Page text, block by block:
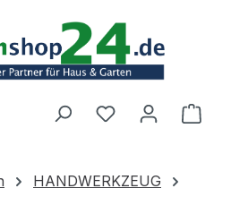
HANDWERKZEUG